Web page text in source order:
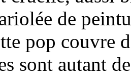
de
pop couvre
sont autant